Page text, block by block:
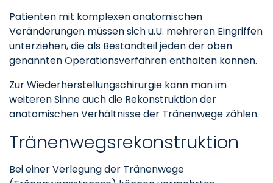
Patienten mit komplexen anatomischen
Veränderungen müssen sich u.U. mehreren Eingriffen
unterziehen, die als Bestandteil jeden der oben
genannten Operationsverfahren enthalten können.
Zur Wiederherstellungschirurgie kann man im
weiteren Sinne auch die Rekonstruktion der
anatomischen Verhältnisse der Tränenwege zählen.
Tränenwegsrekonstruktion
Bei einer Verlegung der Tränenwege